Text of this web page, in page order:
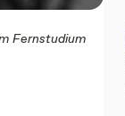
Fernstudium